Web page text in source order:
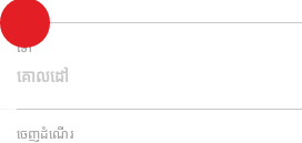
ទៅ
គោលដៅ
ចេញដំណើរ